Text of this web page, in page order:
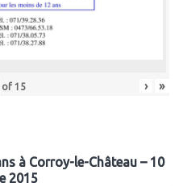
of 15 › »
à Corroy-le-Château – 10
2015